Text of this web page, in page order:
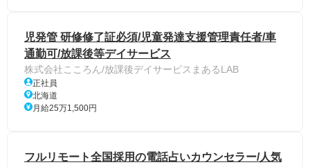
児発管 研修修了証必須/児童発達支援管理責任者/車
通勤可/放課後等デイサービス
株式会社こころん/放課後デイサービスまあるLAB
正社員
北海道
月給25万1,500円
フルリモート全国採用の電話占いカウンセラー/人気